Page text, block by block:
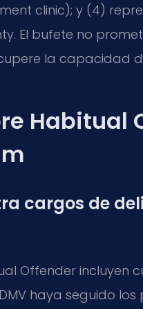
clinic); y (4)
El bufete no
la capacidad
Habitual
cargos de
Offender incluyen
haya seguido